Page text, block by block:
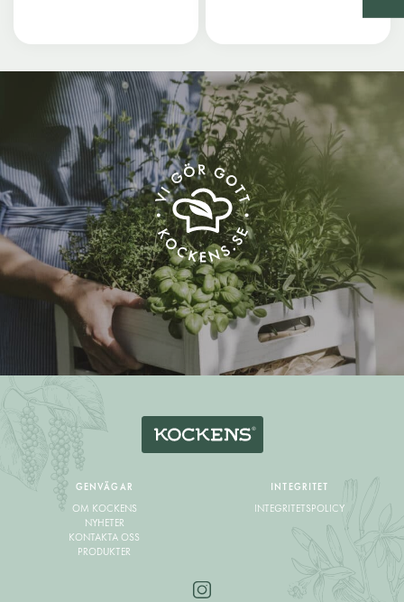
GENVÄGAR
OM KOCKENS
NYHETER
KONTAKTA OSS
PRODUKTER
INTEGRITET
INTEGRITETSPOLICY